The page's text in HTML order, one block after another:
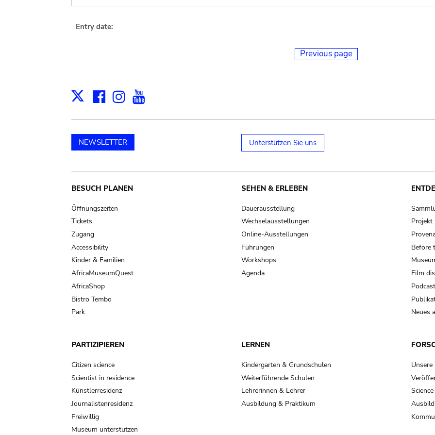
Entry date:
Previous page
X Facebook
Instagram
NEWSLETTER Unterstützen Sie uns
Main
navigation
BESUCH PLANEN
Öffnungszeiten
Tickets
Zugang
Accessibility
Kinder & Familien
AfricaMuseumQuest
AfricaShop
Bistro Tembo
Park
SEHEN & ERLEBEN
Dauerausstellung
Wechselausstellungen
Online-Ausstellungen
Führungen
Workshops
Agenda
Projekt
Before
Film
Neues
PARTIZIPIEREN
Citizen science
Scientist in residence
Künstlerresidenz
Journalistenresidenz
Freiwillig
Museum unterstützen
LERNEN
Kindergarten & Grundschulen
Weiterführende Schulen
Lehrerinnen & Lehrer
Ausbildung & Praktikum